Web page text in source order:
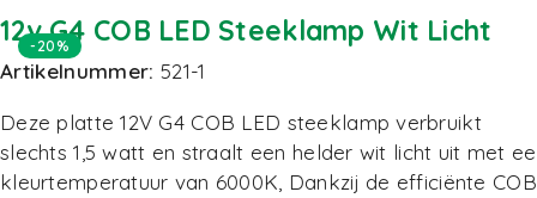
-20%
12v G4 COB LED Steeklamp Wit Licht
Artikelnummer:521-1
Deze platte 12V G4 COB LED steeklamp verbruikt
slechts 1,5 watt en straalt een helder wit licht uit met
kleurtemperatuur van 6000K, Dankzij de efficiënte